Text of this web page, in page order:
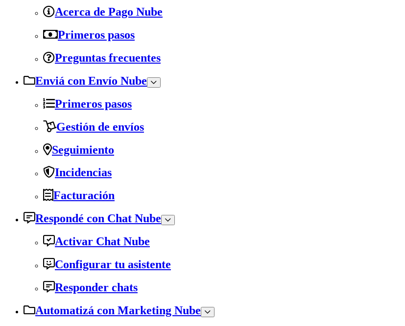
Acerca de Pago Nube
Primeros pasos
Preguntas frecuentes
Enviá con Envío Nube
Primeros pasos
Gestión de envíos
Seguimiento
Incidencias
Facturación
Respondé con Chat Nube
Activar Chat Nube
Configurar tu asistente
Responder chats
Automatizá con Marketing Nube